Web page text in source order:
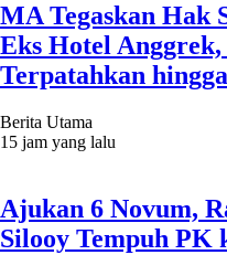
MA Tegaskan Hak
Eks Hotel
Terpatahkan
Berita Utama
15 jam yang lalu
Ajukan 6 Novum,
Silooy Tempuh PK